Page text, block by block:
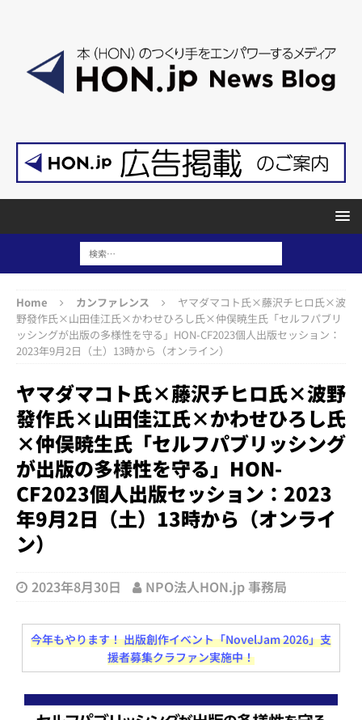
Home カンファレンス
ヤマダマコト氏×藤沢チヒロ氏×波
野發作氏×山田佳江氏×かわせひろし氏×仲俣暁生氏「セルフパブリ
ッシングが出版の多様性を守る」HON-CF2023個人出版セッション：
2023年9月2日（土）13時から（オンライン）
ヤマダマコト氏×藤沢チヒロ氏×波野
發作氏×山田佳江氏×かわせひろし氏
×仲俣暁生氏「セルフパブリッシング
が出版の多様性を守る」HON-
CF2023個人出版セッション：2023
年9月2日（土）13時から（オンライ
ン）
2023年8月30日 NPO法人HON.jp 事務局
今年もやります！ 出版創作イベント「NovelJam 2026」支
援者募集クラファン実施中！